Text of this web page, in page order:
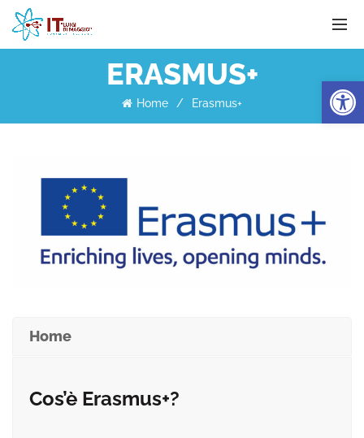
Apri la
ERASMUS+
Home Erasmus+
Home
Cos’è Erasmus+?